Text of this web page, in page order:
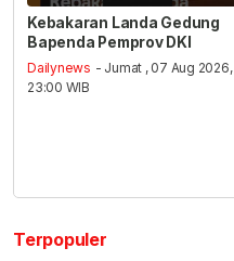
Kebakaran Landa Gedung
Bapenda Pemprov DKI
Dailynews - Jumat , 07 Aug 2026,
23:00 WIB
Terpopuler